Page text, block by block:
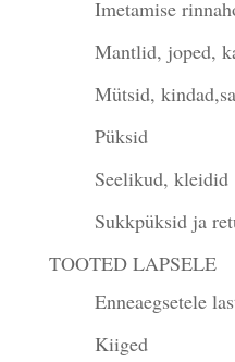
Imetamise
Mantlid, joped,
Mütsid,
Püksid
Seelikud, kleidid
Sukkpüksid ja
TOOTED LAPSELE
Enneaegsetele
Kiiged